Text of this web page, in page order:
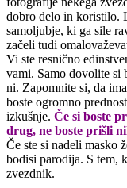
dobro delo in koristilo.
samoljubje, ki ga sile
začeli tudi
Vi ste resnično
vami. Samo dovolite si
ni. Zapomnite si, da
boste ogromno
izkušnje. Če si boste
drug, ne boste prišli
Če ste si nadeli masko
bodisi parodija. S tem,
zvezdnik.